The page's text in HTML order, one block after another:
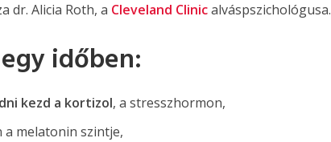
dr. Alicia Roth, a Cleveland Clinicalváspszichológusa.
időben:
kezd a kortizol, a stresszhormon,
a melatonin szintje,